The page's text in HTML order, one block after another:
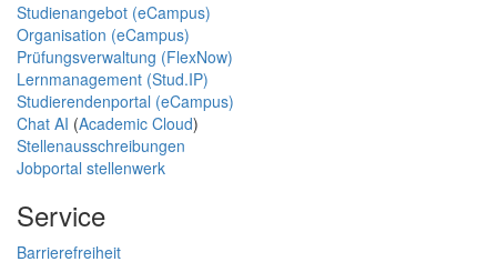
Studienangebot (eCampus)
Organisation (eCampus)
Prüfungsverwaltung (FlexNow)
Lernmanagement (Stud.IP)
Studierendenportal (eCampus)
Chat AI (Academic Cloud)
Stellenausschreibungen
Jobportal stellenwerk
Service
Barrierefreiheit